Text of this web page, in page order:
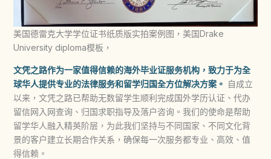
美国德雷克大学学位证书纸质版实拍案例图，美国Drake
University diploma模板，
文凭之路作为一家值得信赖的海外毕业证服务机构，致力于为全
球华人提供专业的法律服务和留学归国全方位解决方案。 自成立
以来，文凭之路已帮助无数留学生顺利完成国外学历认证、代办
留信网入网查询、归国求职指导及落户咨询。我们的使命是帮助
留学华人融入精英阶层，为此我们坚持与不同国家、不同文化背
景的客户建立长期合作关系，确保每一次服务都专业、高效、值
得信赖。